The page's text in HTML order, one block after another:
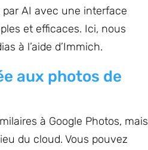
AI avec une interface
et efficaces. Ici, nous
à l’aide d’Immich.
aux photos de
à Google Photos, mais
du cloud. Vous pouvez